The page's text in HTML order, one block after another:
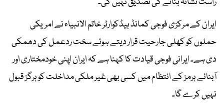
ایران کے مرکزی فوجی کمانڈ ہیڈکوارٹر خاتم الانبیاء نے امریکی
حملوں کو کھلی جارحیت قرار دیتے ہوئے سخت ردعمل کی دھمکی
دی ہے۔ ایرانی فوجی قیادت کا کہنا ہے کہ ایران اپنی خودمختاری اور
آبنائے ہرمز کے انتظام میں کسی بھی غیر ملکی مداخلت کو ہرگز قبول
نہیں کرے گا۔